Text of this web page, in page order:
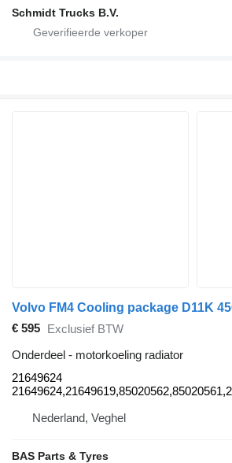
Schmidt Trucks B.V.
€ 595 Exclusief BTW
Onderdeel - motorkoeling radiator
21649624
Nederland, Veghel
BAS Parts & Tyres